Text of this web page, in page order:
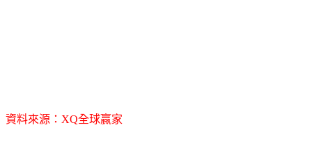
資料來源：XQ全球贏家